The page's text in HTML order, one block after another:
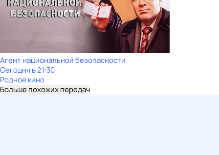
Агент национальной безопасности
Сегодня в 21:30
Родное кино
Больше похожих передач